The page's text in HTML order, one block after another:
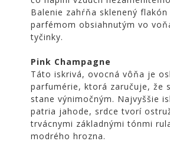
CÔTE
NOIRE
Obklady
dlažby
ATLAS
CONCORDE
KATALÓGY
VZORKOVNÍK
Balenie zahŕňa sklenený flakón
parfémom obsiahnutým vo
tyčinky.
Pink Champagne
Táto iskrivá, ovocná vôňa je
parfumérie, ktorá zaručuje, že
stane výnimočným. Najvyššie
patria jahode, srdce tvorí
trvácnymi základnými tónmi
modrého hrozna.